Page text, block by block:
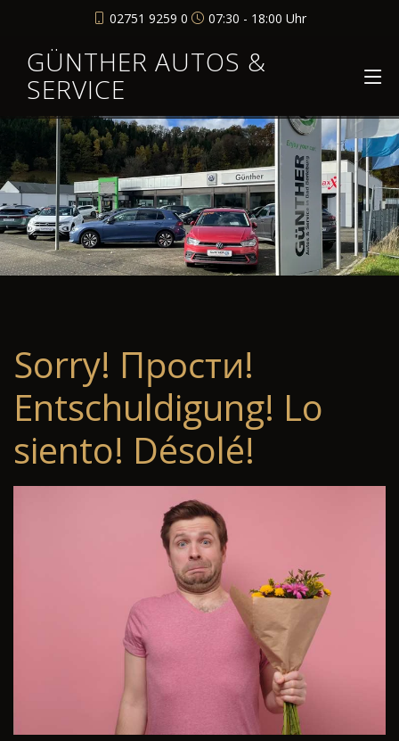
02751 9259 0 07:30 - 18:00 Uhr
GÜNTHER AUTOS &
SERVICE
Sorry! Прости!
Entschuldigung! Lo
siento! Désolé!